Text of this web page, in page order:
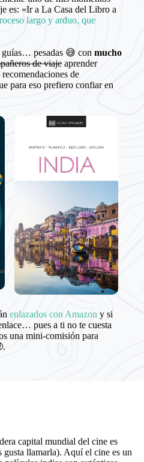
es: «Ir a La Casa del Libro a
largo y arduo, que
guías… pesadas 😅 con mucho
de viajeaprender
de
para eso prefiero confiar en
enlazados con Amazon y si
pues a ti no te cuesta
una mini-comisión para
capital mundial del cine es
gusta llamarla). Aquí el cine es un